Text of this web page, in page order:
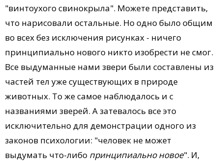
"винтоухого свинокрыла". Можете представить,
что нарисовали остальные. Но одно было общим
во всех без исключения рисунках - ничего
принципиально нового никто изобрести не смог.
Все выдуманные нами звери были составлены из
частей тел уже существующих в природе
животных. То же самое наблюдалось и с
названиями зверей. А затевалось все это
исключительно для демонстрации одного из
законов психологии: "человек не может
выдумать что-либо принципиально новое". И,